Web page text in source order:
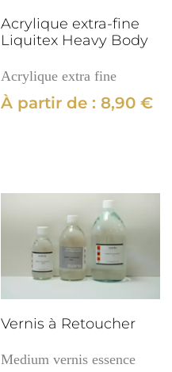
Acrylique extra-fine
Liquitex Heavy Body
Acrylique extra fine
À partir de : 8,90€
Vernis à Retoucher
Medium vernis essence